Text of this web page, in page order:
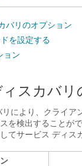
バリのオプション
を設定する
ョン
スカバリ
により、クライア
を検出することが
てサービス ディス